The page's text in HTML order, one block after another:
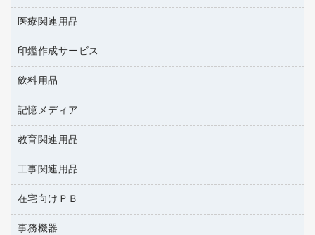
帳簿
典礼用品
伝票
粘着メモ
ＯＡエプロン
ＯＡクリーナー／エアダスター
ＯＡフィルター
キーボード／テンキー
スマートフォン／モバイル周辺機器
セキュリティ用品
ディスプレイモニター
ネットワーク／ＬＡＮ機器
パソコンアクセサリー
インクジェットプリンタ／複合機
コピー機
スキャナー
デジタルカメラ
ファクシミリ
プロジェクタ
メモリーカード
レーザープリンタ／複合機
２穴リフィル・２穴インデックス
３０穴リフィル・３０穴インデックス
Ｚ式ファイル
カードケース
クリップボード
クリヤーブック（差替式）
クリヤーホルダー
コンピュータ用ファイル
その他ファイル
医療関連用品
医療関連用品
介護用品
感染症対策用品
感染症対策用品（食品・飲料・食添製品）
管理医療機器
保健用品
印鑑作成サービス
印鑑作成サービス
飲料用品
インスタントコーヒー
お茶備品
コーヒーメーカー・備品
ソフトドリンク
ミネラルウォーター
記憶メディア
ＣＤ－Ｒ
ＣＤ－ＲＷ
ＤＶＤ
データカートリッジ
ブルーレイディスク
教育関連用品
教育関連用品
工事関連用品
安全靴（特別販売品）
屋外用品
在宅向けＰＢ
その他雑品
事務機器